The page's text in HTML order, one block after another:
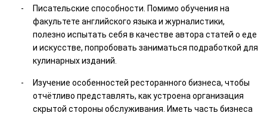
Писательские способности. Помимо обучения на
факультете английского языка и журналистики,
полезно испытать себя в качестве автора статей о еде
и искусстве, попробовать заниматься подработкой для
кулинарных изданий.
Изучение особенностей ресторанного бизнеса, чтобы
отчётливо представлять, как устроена организация
скрытой стороны обслуживания. Иметь часть бизнеса